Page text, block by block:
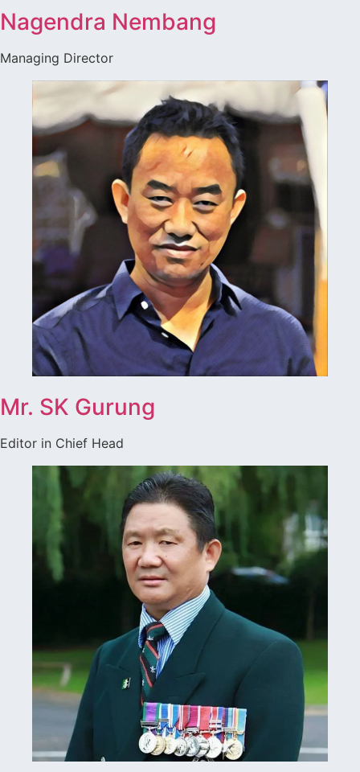
Nagendra Nembang
Managing Director
Mr. SK Gurung
Editor in Chief Head